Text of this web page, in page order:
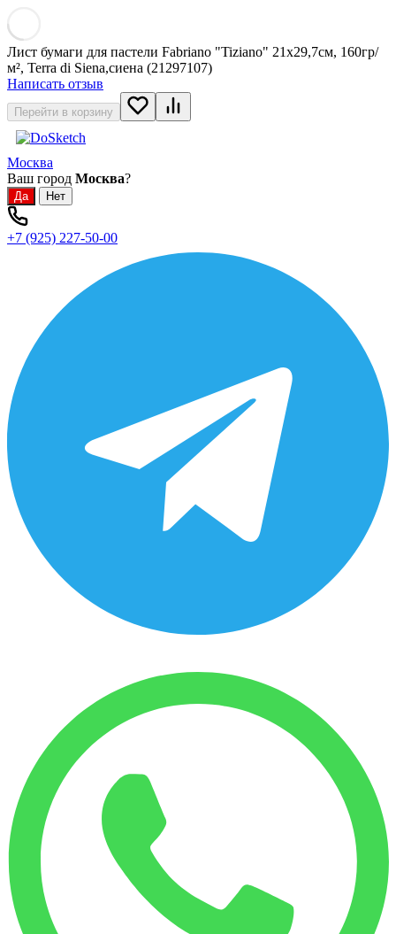
Лист бумаги для пастели Fabriano "Tiziano" 21x29,7см, 160гр/
м², Terra di Siena,сиена (21297107)
Написать отзыв
Перейти в корзину
Москва
Ваш город Москва?
+7 (925) 227-50-00